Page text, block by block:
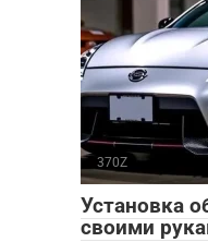
370Z
Установка
своими